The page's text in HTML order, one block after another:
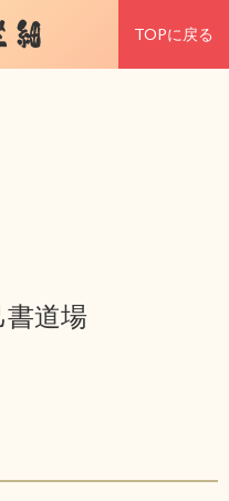
細 TOPに戻る
書道場